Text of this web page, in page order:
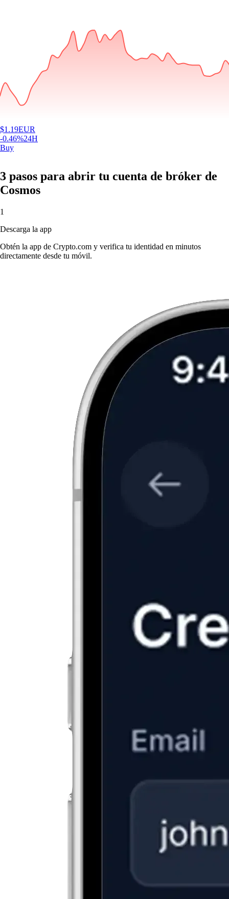
$1.19EUR
-0.46%24H
Buy
3 pasos para abrir tu cuenta de bróker de
Cosmos
1
Descarga la app
Obtén la app de Crypto.com y verifica tu identidad en minutos
directamente desde tu móvil.